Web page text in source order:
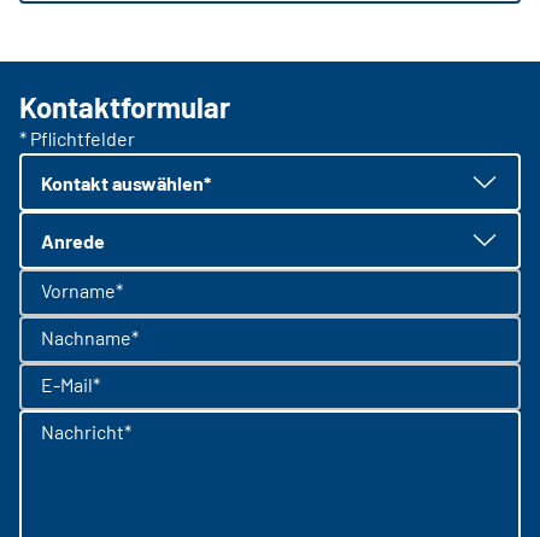
Kontaktformular
* Pflichtfelder
Kontakt auswählen*
Anrede
Vorname*
Nachname*
E-Mail*
Nachricht*